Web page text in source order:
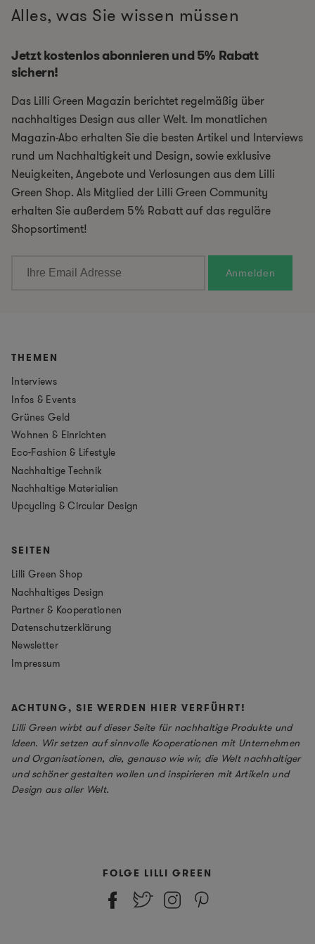
Alles, was Sie wissen müssen
Jetzt kostenlos abonnieren und 5% Rabatt
sichern!
Das Lilli Green Magazin berichtet regelmäßig über
nachhaltiges Design aus aller Welt. Im monatlichen
Magazin-Abo erhalten Sie die besten Artikel und Interviews
rund um Nachhaltigkeit und Design, sowie exklusive
Neuigkeiten, Angebote und Verlosungen aus dem Lilli
Green Shop. Als Mitglied der Lilli Green Community
erhalten Sie außerdem 5% Rabatt auf das reguläre
Shopsortiment!
THEMEN
Interviews
Infos & Events
Grünes Geld
Wohnen & Einrichten
Eco-Fashion & Lifestyle
Nachhaltige Technik
Nachhaltige Materialien
Upcycling & Circular Design
SEITEN
Lilli Green Shop
Nachhaltiges Design
Partner & Kooperationen
Datenschutzerklärung
Newsletter
Impressum
ACHTUNG, SIE WERDEN HIER VERFÜHRT!
Lilli Green wirbt auf dieser Seite für nachhaltige Produkte und
Ideen. Wir setzen auf sinnvolle Kooperationen mit Unternehmen
und Organisationen, die, genauso wie wir, die Welt nachhaltiger
und schöner gestalten wollen und inspirieren mit Artikeln und
Design aus aller Welt.
FOLGE LILLI GREEN